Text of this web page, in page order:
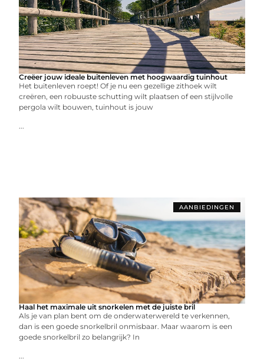
Creëer jouw ideale buitenleven met hoogwaardig tuinhout
Het buitenleven roept! Of je nu een gezellige zithoek wilt
creëren, een robuuste schutting wilt plaatsen of een stijlvolle
pergola wilt bouwen, tuinhout is jouw
...
AANBIEDINGEN
Haal het maximale uit snorkelen met de juiste bril
Als je van plan bent om de onderwaterwereld te verkennen,
dan is een goede snorkelbril onmisbaar. Maar waarom is een
goede snorkelbril zo belangrijk? In
...